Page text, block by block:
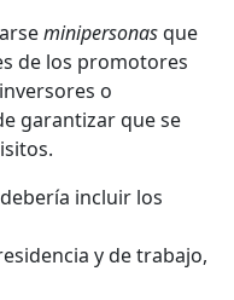
minipersonasque
de los promotores
o
garantizar que se
debería incluir los
y de trabajo,